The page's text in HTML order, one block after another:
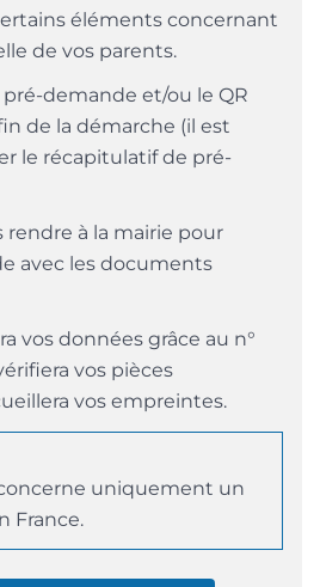
éléments concernant
de vos parents.
pré-demande et/ou le QR
de la démarche (il est
le récapitulatif de pré-
à la mairie pour
avec les documents
vos données grâce au n°
vos pièces
vos empreintes.
uniquement un
France.